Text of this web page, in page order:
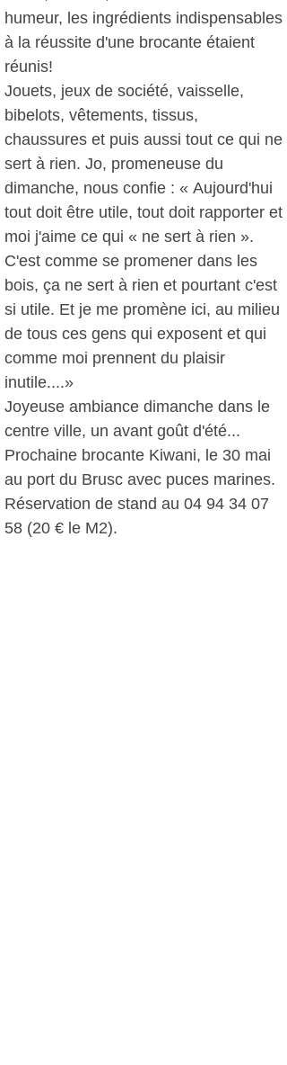
humeur, les ingrédients indispensables
à la réussite d'une brocante étaient
réunis!
Jouets, jeux de société, vaisselle,
bibelots, vêtements, tissus,
chaussures et puis aussi tout ce qui ne
sert à rien. Jo, promeneuse du
dimanche, nous confie : « Aujourd'hui
tout doit être utile, tout doit rapporter et
moi j'aime ce qui « ne sert à rien ».
C'est comme se promener dans les
bois, ça ne sert à rien et pourtant c'est
si utile. Et je me promène ici, au milieu
de tous ces gens qui exposent et qui
comme moi prennent du plaisir
inutile....»
Joyeuse ambiance dimanche dans le
centre ville, un avant goût d'été...
Prochaine brocante Kiwani, le 30 mai
au port du Brusc avec puces marines.
Réservation de stand au 04 94 34 07
58 (20 € le M2).